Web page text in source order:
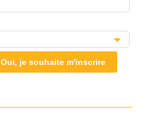
Oui, je souhaite m'inscrire